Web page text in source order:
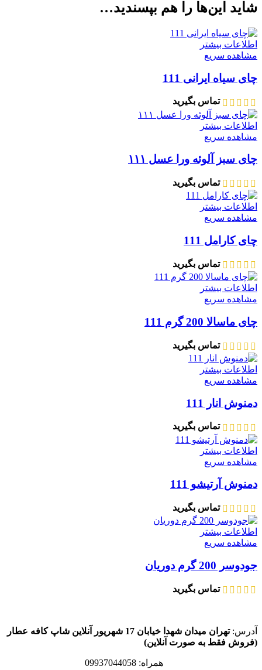
شاید این‌ها را هم بپسندید…
اطلاعات بیشتر
مشاهده سریع
چای سیاه ایرانی 111
تماس بگیرید
اطلاعات بیشتر
مشاهده سریع
چای سبز آلوئه ورا عسل ۱۱۱
تماس بگیرید
اطلاعات بیشتر
مشاهده سریع
چای کارامل 111
تماس بگیرید
اطلاعات بیشتر
مشاهده سریع
چای ماسالا 200 گرم 111
تماس بگیرید
اطلاعات بیشتر
مشاهده سریع
دمنوش انار 111
تماس بگیرید
اطلاعات بیشتر
مشاهده سریع
دمنوش آرتیشو 111
تماس بگیرید
اطلاعات بیشتر
مشاهده سریع
جودوسر 200 گرم دوریان
تماس بگیرید
آدرس:تهران میدان شهدا خیابان 17 شهریور آنلاین شاپ کافه عطار
(فروش فقط به صورت آنلاین)
همراه: 09937044058